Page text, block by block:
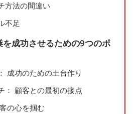
方法の間違い
不足
成功させるための9つのポ
成功のための土台作り
： 顧客との最初の接点
の心を掴む